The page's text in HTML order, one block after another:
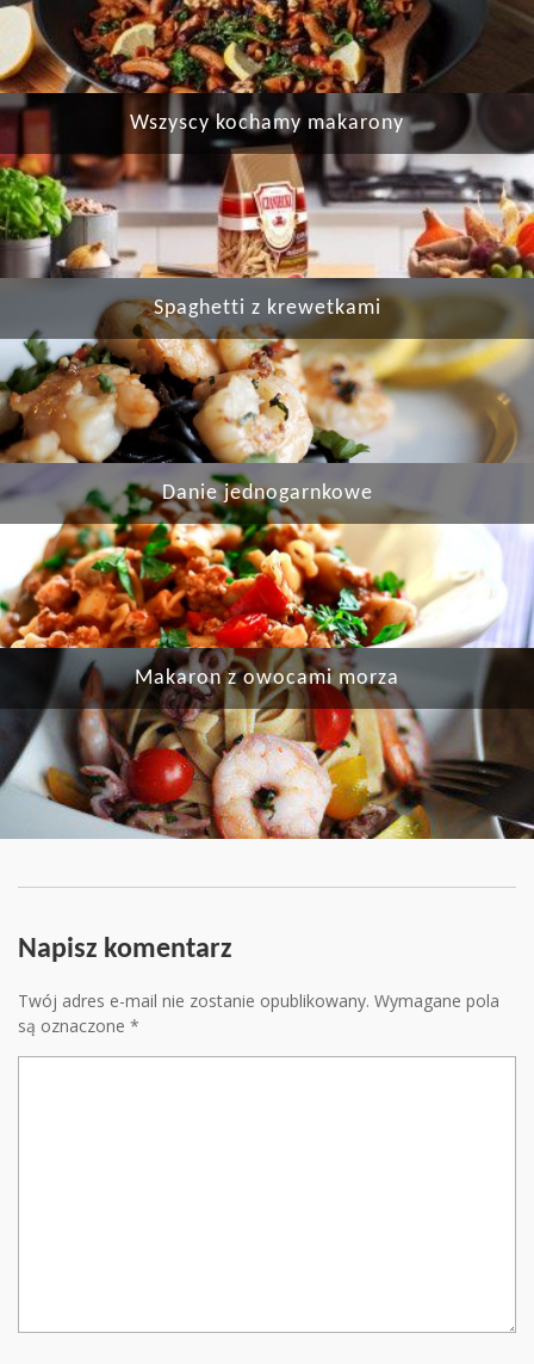
Wszyscy kochamy makarony
Spaghetti z krewetkami
Danie jednogarnkowe
Makaron z owocami morza
Napisz komentarz
Twój adres e-mail nie zostanie opublikowany. Wymagane pola
są oznaczone *